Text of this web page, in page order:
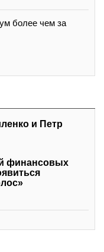
более чем за
и Петр
финансовых